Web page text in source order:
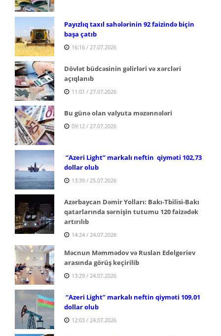
Payızlıq taxıl sahələrinin 92 faizində biçin
başa çatıb
16:16 / 27.07.2026
Dövlət büdcəsinin gəlirləri və xərcləri
açıqlanıb
11:01 / 27.07.2026
Bu günə olan valyuta məzənnələri
09:12 / 27.07.2026
“Azeri Light” markalı neftin qiyməti 102,73
dollar olub
13:39 / 25.07.2026
Azərbaycan Dəmir Yolları: Bakı-Tbilisi-Bakı
qatarlarında sərnişin tutumu 120 faizədək
artırılıb
14:24 / 24.07.2026
Məcnun Məmmədov və Ruslan Edelgeriev
arasında görüş keçirilib
13:29 / 24.07.2026
“Azeri Light” markalı neftin qiyməti 109,01
dollar olub
12:03 / 24.07.2026